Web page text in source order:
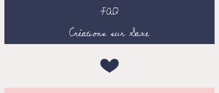
FAQ
Créations sur Saxe